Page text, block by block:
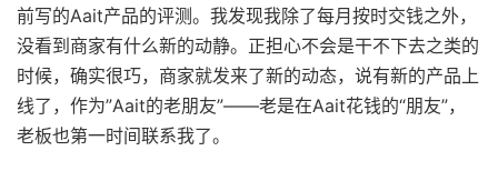
前写的Aait产品的评测。我发现我除了每月按时交钱之外，
没看到商家有什么新的动静。正担心不会是干不下去之类的
时候，确实很巧，商家就发来了新的动态，说有新的产品上
线了，作为”Aait的老朋友”——老是在Aait花钱的“朋友”，
老板也第一时间联系我了。